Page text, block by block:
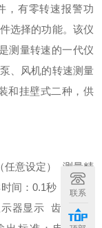
，有零转速报警功
选择的功能。该仪
测量转速的一代仪
、风机的转速测量
和挂壁式二种，供
（任意设定）
测量精
间：0.1秒
输入波
示器显示 齿轮盘齿
联系